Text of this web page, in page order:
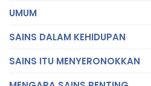
UMUM
SAINS DALAM KEHIDUPAN
SAINS ITU MENYERONOKKAN